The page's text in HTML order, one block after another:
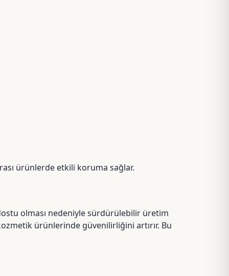
ürünlerde etkili koruma sağlar.
olması nedeniyle sürdürülebilir üretim
ürünlerinde güvenilirliğini artırır. Bu